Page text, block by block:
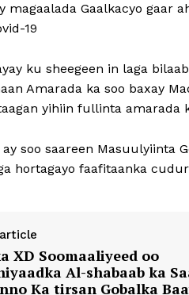
magaalada Gaalkacyo gaar
19
ku sheegeen in laga
Amarada ka soo baxay
yihiin fullinta amarada
ay soo saareen
hortagayo faafitaanka
XD Soomaaliyeed oo
Al-shabaab ka
Ka tirsan Gobalka